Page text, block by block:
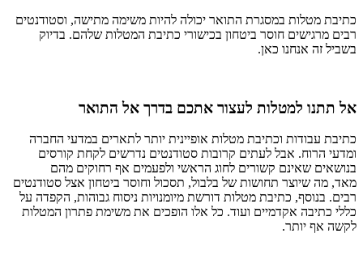
כתיבת מטלות במסגרת התואר יכולה להיות משימה מתישה, וסטודנטים
רבים מרגישים חוסר ביטחון בכישורי כתיבת המטלות שלהם. בדיוק
בשביל זה אנחנו כאן.
אל תתנו למטלות לעצור אתכם בדרך אל התואר
כתיבת עבודות וכתיבת מטלות אופיינית יותר לתארים במדעי החברה
ומדעי הרוח. אבל לעתים קרובות סטודנטים נדרשים לקחת קורסים
בנושאים שאינם קשורים לחוג הראשי ולפעמים אף רחוקים מהם
מאד, מה שיוצר תחושות של בלבול, תסכול וחוסר ביטחון אצל סטודנטים
רבים. בנוסף, כתיבת מטלות דורשת מיומנויות ניסוח גבוהות, הקפדה על
כללי כתיבה אקדמיים ועוד. כל אלו הופכים את משימת פתרון המטלות
לקשה אף יותר.